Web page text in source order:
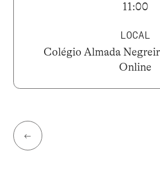
11:00
LOCAL
Colégio Almada
Online
←